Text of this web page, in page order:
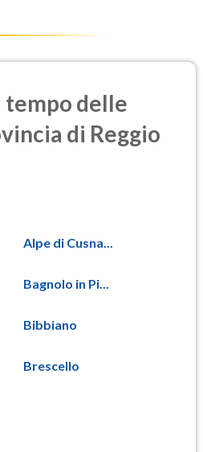
tempo delle
di Reggio
Alpe di Cusna...
Bagnolo in Pi...
Bibbiano
Brescello